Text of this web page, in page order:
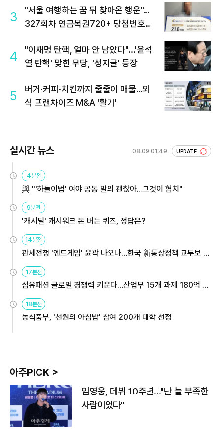
3
"서울 여행하는 꿈 뒤 찾아온 행운"…
327회차 연금복권720+ 당첨번호조
4
"이재명 탄핵, 얼마 안 남았다"...'윤석
열 탄핵' 맞힌 무당, '성지글' 등장
5
버거·커피·치킨까지 줄줄이 매물…외
식 프랜차이즈 M&A '활기'
실시간 뉴스 08.09 01:49 UPDATE
4분전
與 "'하늘이법' 여야 공동 발의 괜찮아…그것이 협치"
9분전
'캐시딜' 캐시워크 돈 버는 퀴즈, 정답은?
14분전
관세전쟁 '엔드게임' 윤곽 나오나…한국 新통상정책 교두보 활
용해야
17분전
섬유패션 글로벌 경쟁력 키운다…산업부 15개 과제 180억 지
원
18분전
농식품부, '천원의 아침밥' 참여 200개 대학 선정
아주PICK >
임영웅, 데뷔 10주년…"난 늘 부족한
사람이었다"